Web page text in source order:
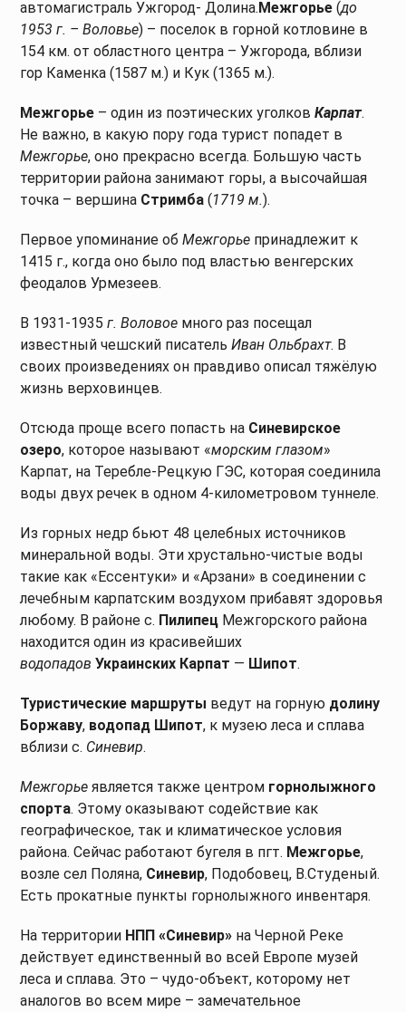
автомагистраль Ужгород- Долина.Межгорье (до
1953 г. – Воловье) – поселок в горной котловине в
154 км. от областного центра – Ужгорода, вблизи
гор Каменка (1587 м.) и Кук (1365 м.).
Межгорье – один из поэтических уголковКарпат.
Не важно, в какую пору года турист попадет в
Межгорье, оно прекрасно всегда. Большую часть
территории района занимают горы, а высочайшая
точка – вершина Стримба(1719 м.).
Первое упоминание обМежгорье принадлежит к
1415 г., когда оно было под властью венгерских
феодалов Урмезеев.
В 1931-1935г. Воловое много раз посещал
известный чешский писательИван Ольбрахт. В
своих произведениях он правдиво описал тяжёлую
жизнь верховинцев.
Отсюда проще всего попасть на Синевирское
озеро, которое называют «морским глазом»
Карпат, на Теребле-Рецкую ГЭС, которая соединила
воды двух речек в одном 4-километровом туннеле.
Из горных недр бьют 48 целебных источников
минеральной воды. Эти хрустально-чистые воды
такие как «Ессентуки» и «Арзани» в соединении с
лечебным карпатским воздухом прибавят здоровья
любому. В районе с. Пилипец Межгорского района
находится один из красивейших
водопадовУкраинских Карпат — Шипот.
Туристические маршруты ведут на горную долину
Боржаву, водопад Шипот, к музею леса и сплава
вблизи с. Синевир.
Межгорье является также центром горнолыжного
спорта. Этому оказывают содействие как
географическое, так и климатическое условия
района. Сейчас работают бугеля в пгт. Межгорье,
возле сел Поляна, Синевир, Подобовец, В.Студеный.
Есть прокатные пункты горнолыжного инвентаря.
На территории НПП «Синевир» на Черной Реке
действует единственный во всей Европе музей
леса и сплава. Это – чудо-объект, которому нет
аналогов во всем мире – замечательное